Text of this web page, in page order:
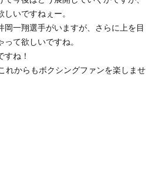
いですねぇー。
岡一翔選手がいますが、さらに上を目
て欲しいですね。
ね！
れからもボクシングファンを楽しませ